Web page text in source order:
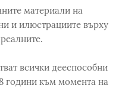
материали на
и илюстрациите върху
всички дееспособни
години към момента на